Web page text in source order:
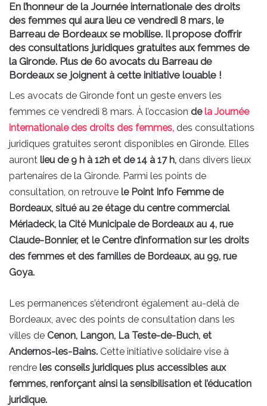
En l’honneur de la Journée internationale des droits
des femmes qui aura lieu ce vendredi 8 mars, le
Barreau de Bordeaux se mobilise. Il propose d’offrir
des consultations juridiques gratuites aux femmes de
la Gironde. Plus de 60 avocats du Barreau de
Bordeaux se joignent à cette initiative louable !
Les avocats de Gironde font un geste envers les
femmes ce vendredi 8 mars. À l’occasion dela Journée
internationale des droits des femmes, des consultations
juridiques gratuites seront disponibles en Gironde. Elles
auront lieu de 9 h à 12h et de 14 à 17 h, dans divers lieux
partenaires de la Gironde. Parmi les points de
consultation, on retrouve le Point Info Femme de
Bordeaux, situé au 2e étage du centre commercial
Mériadeck, la Cité Municipale de Bordeaux au 4, rue
Claude-Bonnier, et le Centre d’information sur les droits
des femmes et des familles de Bordeaux, au 99, rue
Goya.
Les permanences s’étendront également au-delà de
Bordeaux, avec des points de consultation dans les
villes de Cenon, Langon, La Teste-de-Buch, et
Andernos-les-Bains. Cette initiative solidaire vise à
rendre les conseils juridiques plus accessibles aux
femmes, renforçant ainsi la sensibilisation et l’éducation
juridique.